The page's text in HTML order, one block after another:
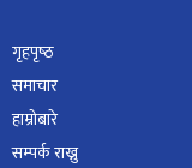
गृहपृष्‍ठ
समाचार
हाम्रोबारे
सम्पर्क राख्नु